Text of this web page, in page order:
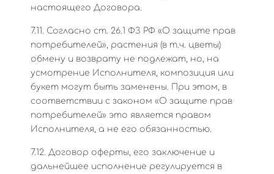
настоящего Договора.
7.11. Согласно ст. 26.1 ФЗ РФ «О защите прав
потребителей», растения (в т.ч. цветы)
обмену и возврату не подлежат, но, на
усмотрение Исполнителя, композиция или
букет могут быть заменены. При этом, в
соответствии с законом «О защите прав
потребителей» это является правом
Исполнителя, а не его обязанностью.
7.12. Договор оферты, его заключение и
дальнейшее исполнение регулируется в